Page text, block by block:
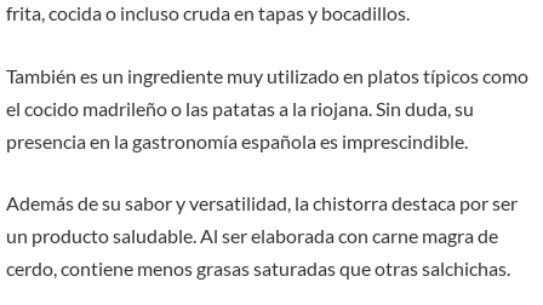
frita, cocida o incluso cruda en tapas y bocadillos.
También es un ingrediente muy utilizado en platos típicos como
el cocido madrileño o las patatas a la riojana. Sin duda, su
presencia en la gastronomía española es imprescindible.
Además de su sabor y versatilidad, la chistorra destaca por ser
un producto saludable. Al ser elaborada con carne magra de
cerdo, contiene menos grasas saturadas que otras salchichas.